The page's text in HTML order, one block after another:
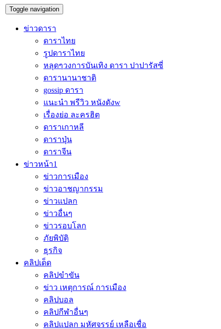
Toggle navigation
ข่าวดารา
ดาราไทย
รูปดาราไทย
หลุดๆวงการบันเทิง ดารา ปาปารัสซี่
ดารานานาชาติ
gossip ดารา
แนะนำ พรีวิว หนังดังw
เรื่องย่อ ละครฮิต
ดาราเกาหลี
ดาราปุ่น
ดาราจีน
ข่าวหน้า1
ข่าวการเมือง
ข่าวอาชญากรรม
ข่าวแปลก
ข่าวอื่นๆ
ข่าวรอบโลก
ภัยพิบัติ
ธุรกิจ
คลิปเด็ด
คลิปขำขัน
ข่าว เหตุการณ์ การเมือง
คลิปบอล
คลิปกีฬาอื่นๆ
คลิปแปลก มหัศจรรย์ เหลือเชื่อ